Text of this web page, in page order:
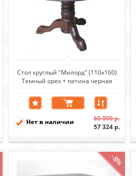
Стол круглый "Милорд" (110х160)
Темный орех + патина черная
Нет в наличии
60 000 р.
57 324 р.
-8%